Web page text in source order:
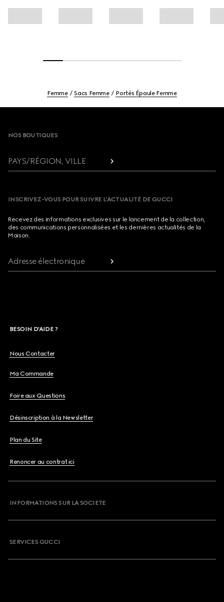
Femme Sacs Femme Portés Épaule Femme
NOS BOUTIQUES
PAYS/RÉGION, VILLE
INSCRIVEZ-VOUS POUR SUIVRE L’ACTUALITÉ DE GUCCI
Recevez des informations exclusives sur le lancement de la collection,
des communications personnalisées et les dernières actualités de la
Maison.
Adresse électronique
BESOIN D'AIDE ?
Nous Contacter
Ma Commande
Foire aux Questions
Désinscription à la Newsletter
Plan du Site
Renoncer au contrat ici
INFORMATIONS SUR LA SOCIETE
SERVICES GUCCI